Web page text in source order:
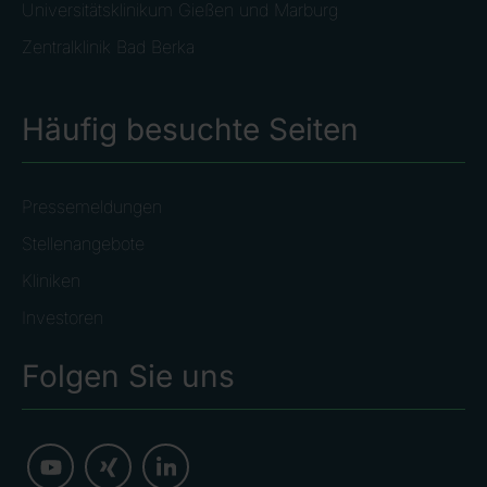
Universitätsklinikum Gießen und Marburg
Zentralklinik Bad Berka
Häufig besuchte Seiten
Pressemeldungen
Stellenangebote
Kliniken
Investoren
Folgen Sie uns